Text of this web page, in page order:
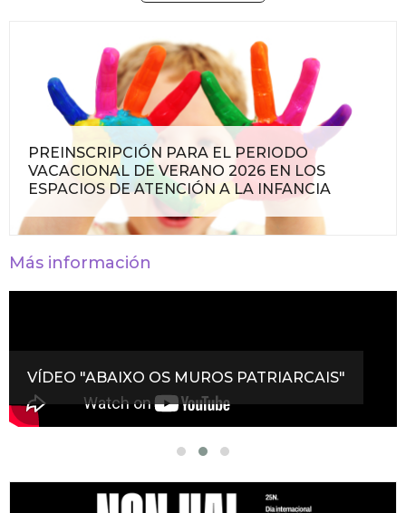
PREINSCRIPCIÓN PARA EL PERIODO
VACACIONAL DE VERANO 2026 EN LOS
ESPACIOS DE ATENCIÓN A LA INFANCIA
Más información
VÍDEO "ABAIXO OS MUROS PATRIARCAIS"